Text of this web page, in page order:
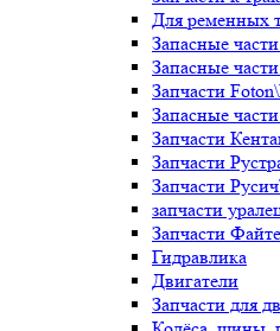
Для ременных
Запасные
Запасные
Запчасти
Запасные
Запчасти
Запчасти
Запчасти
запчасти
Запчасти
Гидравлика
Двигатели
Запчасти для